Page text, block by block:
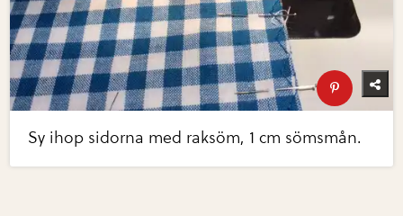
Sy ihop sidorna med raksöm, 1 cm sömsmån.